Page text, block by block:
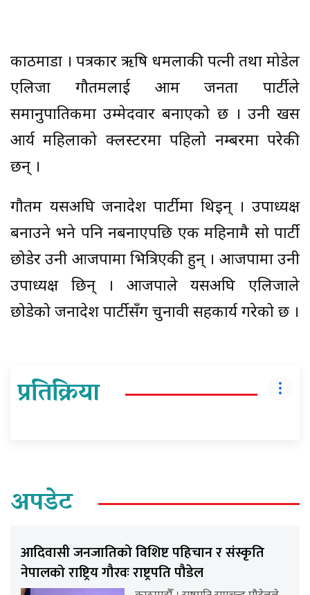
काठमाडौँ । पत्रकार ऋषि धमलाकी पत्नी तथा मोडेल
एलिजा गौतमलाई आम जनता पार्टीले
समानुपातिकमा उम्मेदवार बनाएको छ । उनी खस
आर्य महिलाको क्लस्टरमा पहिलो नम्बरमा परेकी
छन् ।
गौतम यसअघि जनादेश पार्टीमा थिइन् । उपाध्यक्ष
बनाउने भने पनि नबनाएपछि एक महिनामै सो पार्टी
छोडेर उनी आजपामा भित्रिएकी हुन् । आजपामा उनी
उपाध्यक्ष छिन् । आजपाले यसअघि एलिजाले
छोडेको जनादेश पार्टीसँग चुनावी सहकार्य गरेको छ ।
प्रतिक्रिया
अपडेट
आदिवासी जनजातिको विशिष्ट पहिचान र संस्कृति
नेपालको राष्ट्रिय गौरवः राष्ट्रपति पौडेल